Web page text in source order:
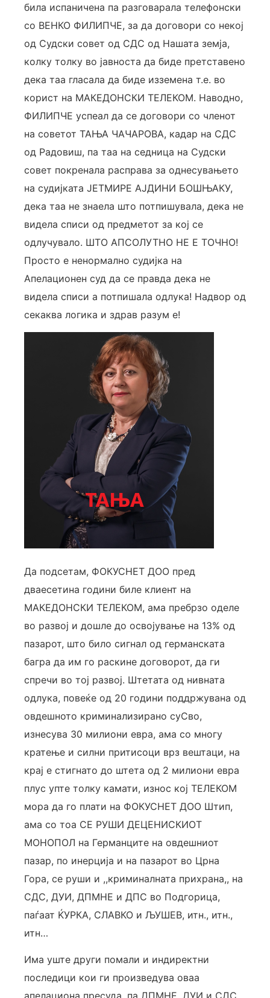
била испаничена па разговарала телефонски
со ВЕНКО ФИЛИПЧЕ, за да договори со некој
од Судски совет од СДС од Нашата земја,
колку толку во јавноста да биде претставено
дека таа гласала да биде изземена т.е. во
корист на МАКЕДОНСКИ ТЕЛЕКОМ. Наводно,
ФИЛИПЧЕ успеал да се договори со членот
на советот ТАЊА ЧАЧАРОВА, кадар на СДС
од Радовиш, па таа на седница на Судски
совет покренала расправа за однесувањето
на судијката ЈЕТМИРЕ АЈДИНИ БОШЊАКУ,
дека таа не знаела што потпишувала, дека не
видела списи од предметот за кој се
одлучувало. ШТО АПСОЛУТНО НЕ Е ТОЧНО!
Просто е ненормално судијка на
Апелационен суд да се правда дека не
видела списи а потпишала одлука! Надвор од
секаква логика и здрав разум е!
Да подсетам, ФОКУСНЕТ ДОО пред
дваесетина години биле клиент на
МАКЕДОНСКИ ТЕЛЕКОМ, ама пребрзо оделе
во развој и дошле до освојување на 13% од
пазарот, што било сигнал од германската
багра да им го раскине договорот, да ги
спречи во тој развој. Штетата од нивната
одлука, повеќе од 20 години поддржувана од
овдешното криминализирано суСво,
изнесува 30 милиони евра, ама со многу
кратење и силни притисоци врз вештаци, на
крај е стигнато до штета од 2 милиони евра
плус упте толку камати, износ кој ТЕЛЕКОМ
мора да го плати на ФОКУСНЕТ ДОО Штип,
ама со тоа СЕ РУШИ ДЕЦЕНИСКИОТ
МОНОПОЛ на Германците на овдешниот
пазар, по инерција и на пазарот во Црна
Гора, се руши и ,,криминалната прихрана,, на
СДС, ДУИ, ДПМНЕ и ДПС во Подгорица,
паѓаат ЌУРКА, СЛАВКО и ЉУШЕВ, итн., итн.,
итн…
Има уште други помали и индиректни
последици кои ги произведува оваа